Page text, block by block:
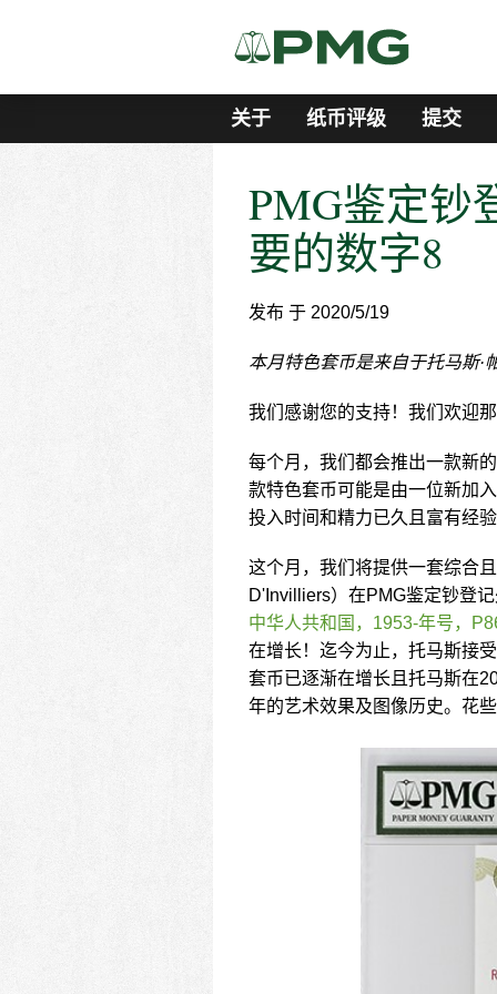
关于 纸币评级 提交
PMG鉴定钞
要的数字8
发布 于 2020/5/19
本月特色套币是来自于托马斯·
我们感谢您的支持！我们欢迎
每个月，我们都会推出一款新
款特色套币可能是由一位新加
投入时间和精力已久且富有经
这个月，我们将提供一套综合
D'Invilliers）在PMG鉴定钞登
中华人共和国，1953-年号，
在增长！迄今为止，托马斯接
套币已逐渐在增长且托马斯在
年的艺术效果及图像历史。花